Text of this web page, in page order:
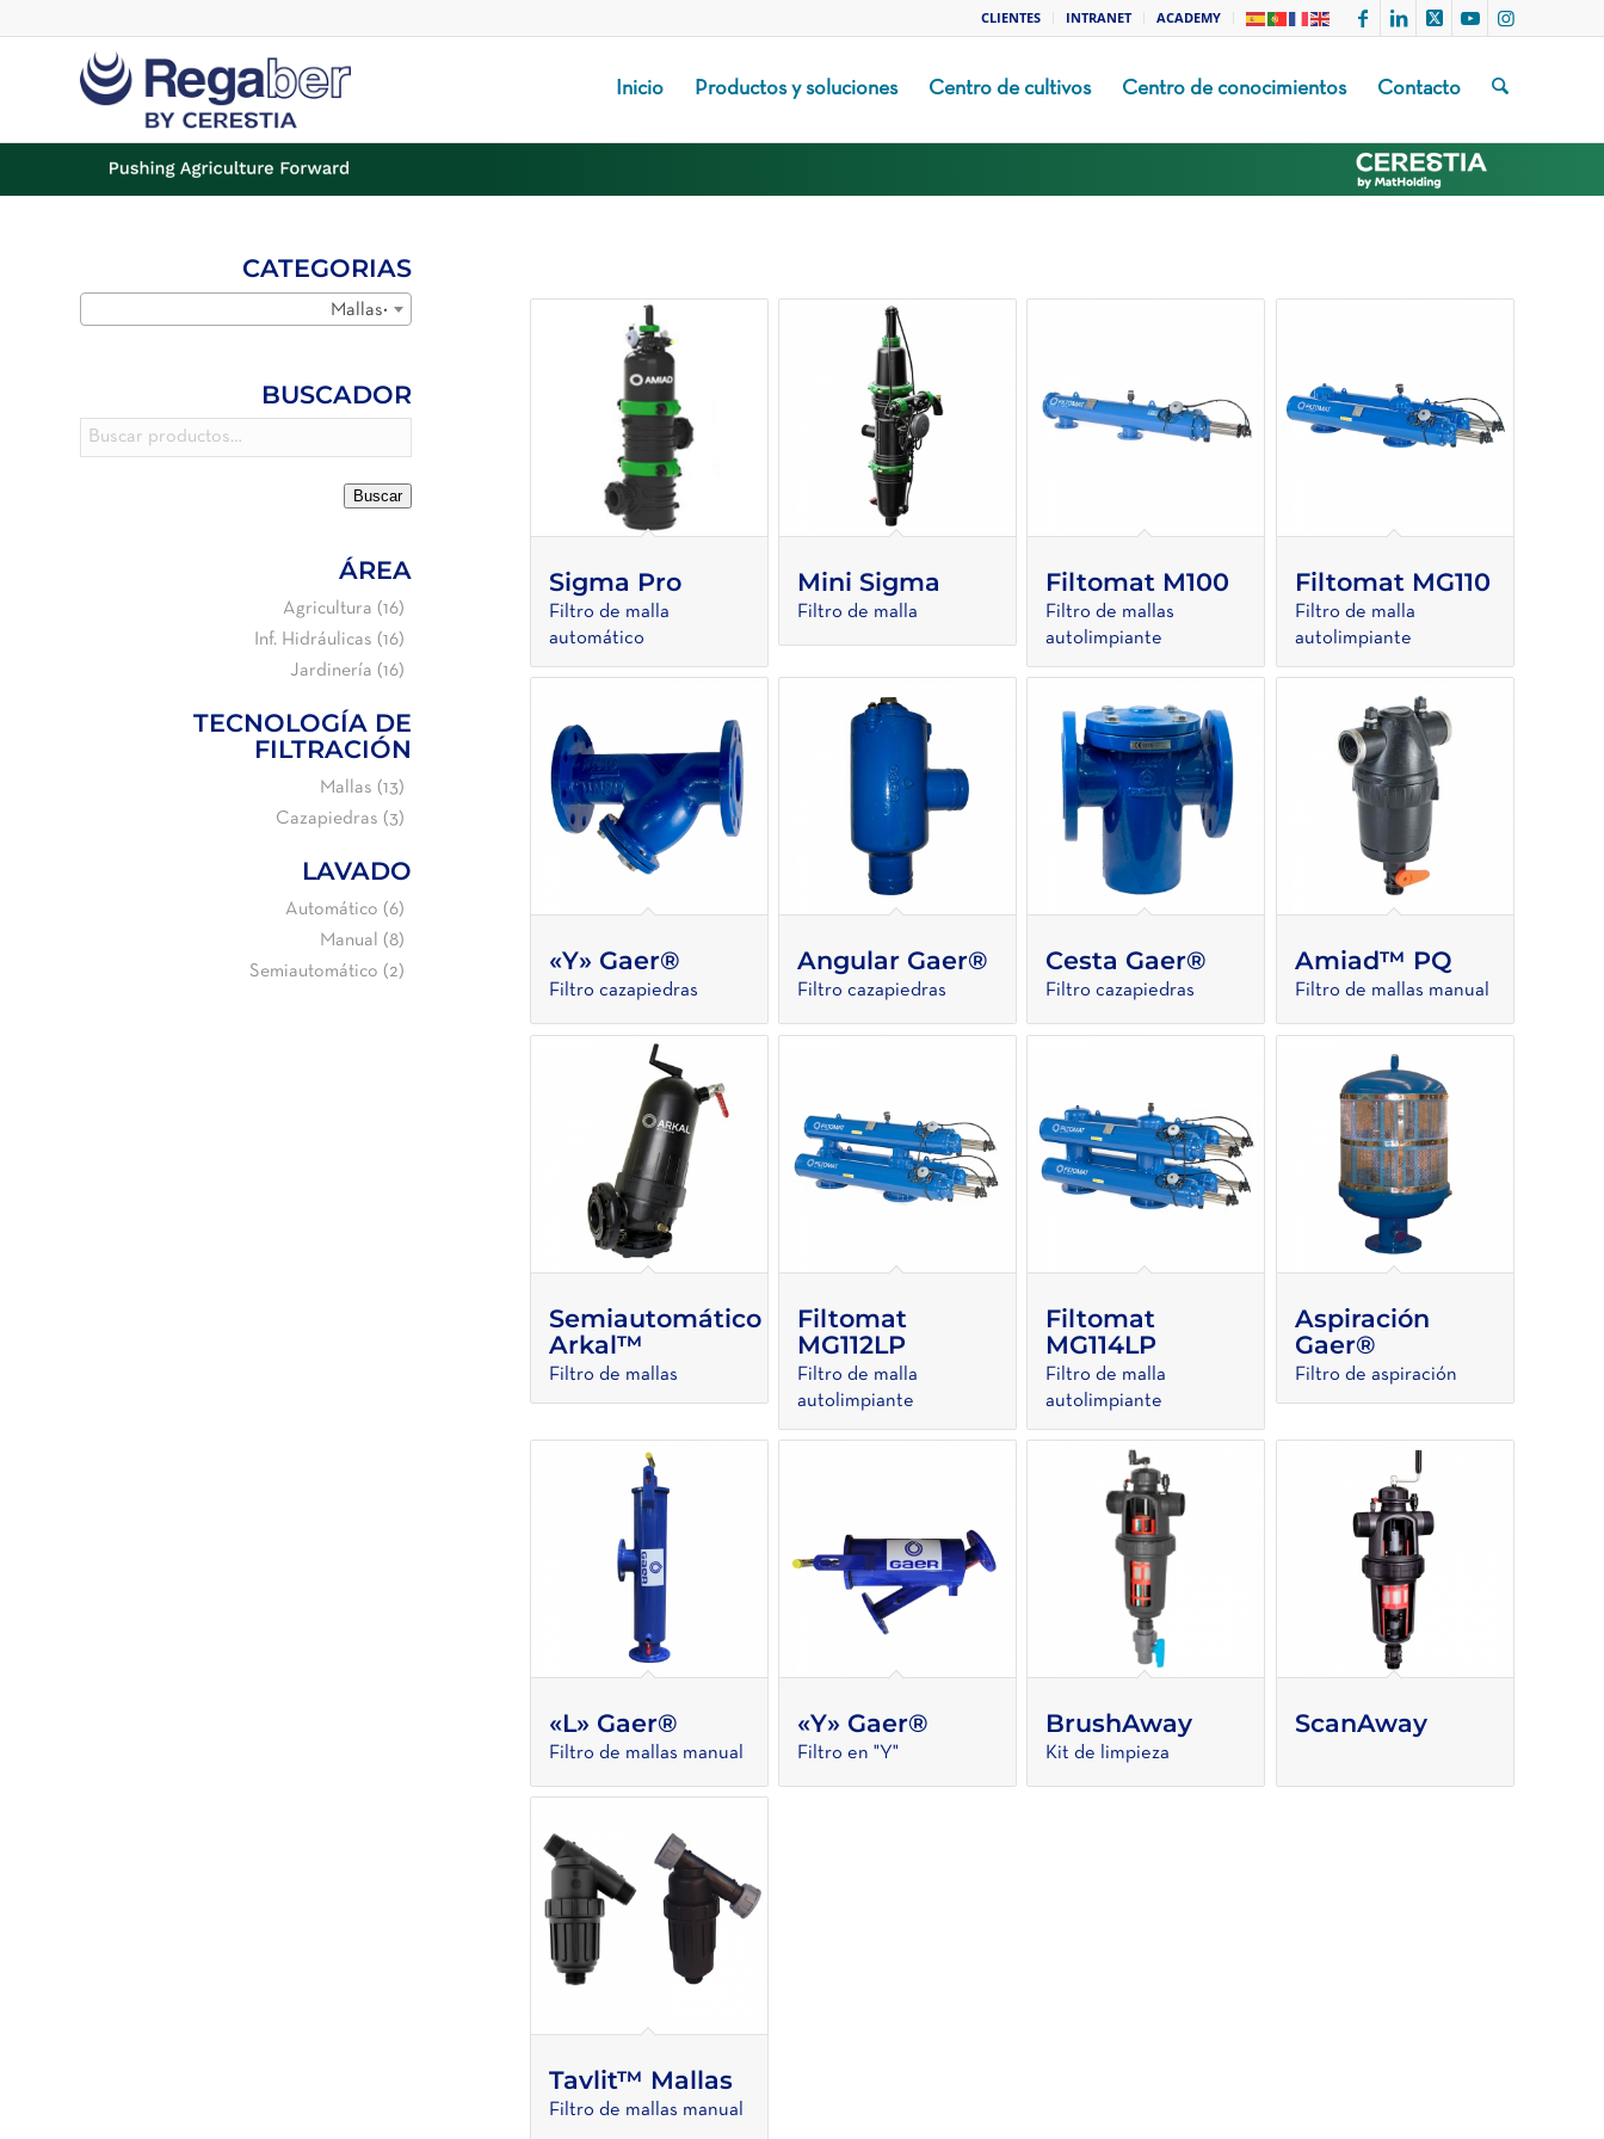
CLIENTES INTRANET ACADEMY
Inicio Productos y soluciones Centro de cultivos Centro de conocimientos Contacto
Sigma Pro
Filtro de malla
automático
Mini Sigma
Filtro de malla
Filtomat M100
Filtro de mallas
autolimpiante
Filtomat MG110
Filtro de malla
autolimpiante
«Y» Gaer®
Filtro cazapiedras
Angular Gaer®
Filtro cazapiedras
Cesta Gaer®
Filtro cazapiedras
Amiad™ PQ
Filtro de mallas manual
Semiautomático
Arkal™
Filtro de mallas
Filtomat
MG112LP
Filtro de malla
autolimpiante
Filtomat
MG114LP
Filtro de malla
autolimpiante
Aspiración
Gaer®
Filtro de aspiración
«L» Gaer®
Filtro de mallas manual
«Y» Gaer®
Filtro en "Y"
BrushAway
Kit de limpieza
ScanAway
Tavlit™ Mallas
Filtro de mallas manual
CATEGORIAS
×
Mallas
BUSCADOR
Buscar
ÁREA
Agricultura (16)
Inf. Hidráulicas (16)
Jardinería (16)
TECNOLOGÍA DE
FILTRACIÓN
Mallas (13)
Cazapiedras (3)
LAVADO
Automático (6)
Manual
(8)
Semiautomático (2)